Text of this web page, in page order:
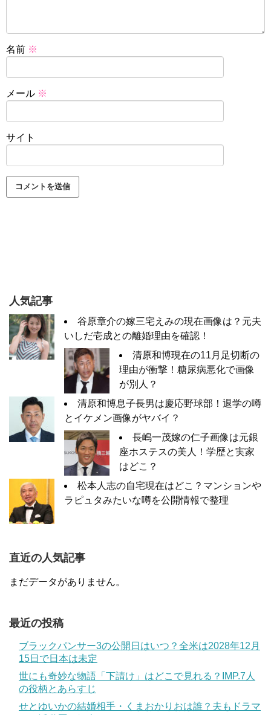
名前 ※
メール ※
サイト
人気記事
谷原章介の嫁三宅えみの現在画像は？元夫
いしだ壱成との離婚理由を確認！
清原和博現在の11月足切断の
理由が衝撃！糖尿病悪化で画像
が別人？
清原和博息子長男は慶応野球部！退学の噂
とイケメン画像がヤバイ？
長嶋一茂嫁の仁子画像は元銀
座ホステスの美人！学歴と実家
はどこ？
松本人志の自宅現在はどこ？マンションや
ラピュタみたいな噂を公開情報で整理
直近の人気記事
まだデータがありません。
最近の投稿
ブラックパンサー3の公開日はいつ？全米は2028年12月
15日で日本は未定
世にも奇妙な物語「下請け」はどこで見れる？IMP.7人
の役柄とあらすじ
せとゆいかの結婚相手・くまおかりおは誰？夫もドラマ